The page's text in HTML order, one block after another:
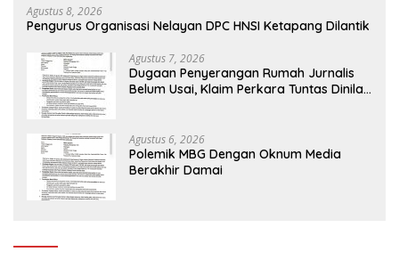
Agustus 8, 2026
Pengurus Organisasi Nelayan DPC HNSI Ketapang Dilantik
Agustus 7, 2026
Dugaan Penyerangan Rumah Jurnalis
Belum Usai, Klaim Perkara Tuntas Dinilai
Agustus 6, 2026
Polemik MBG Dengan Oknum Media
Berakhir Damai